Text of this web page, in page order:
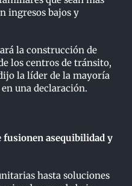
ingresos bajos y
la construcción de
los centros de tránsito,
la líder de la mayoría
una declaración.
fusionen asequibilidad y
hasta soluciones